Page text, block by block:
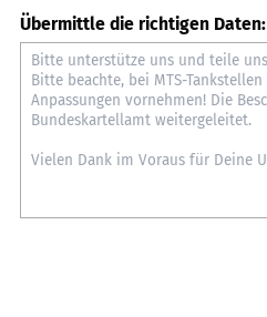
Übermittle die richtigen Daten: